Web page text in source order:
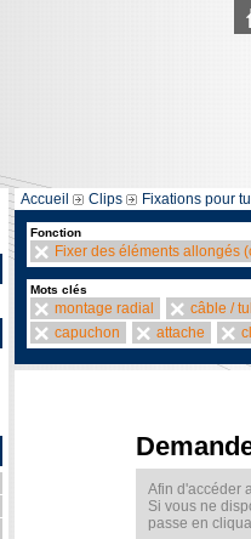
Accueil Clips Fixations pour
Fonction
Fixer des éléments allongés
Mots clés
montage radial câble /
capuchon
attache
Afin d'accéder
Si vous ne
passe en